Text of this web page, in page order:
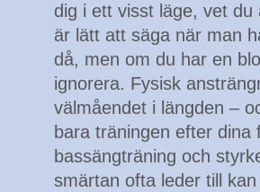
dig i ett visst läge, vet du
är lätt att säga när man
då, men om du har en
ignorera. Fysisk
välmåendet i längden –
bara träningen efter dina
bassängträning och
smärtan ofta leder till